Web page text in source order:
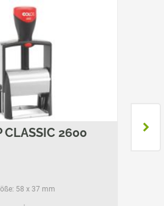
CLASSIC 2600
58 x 37 mm